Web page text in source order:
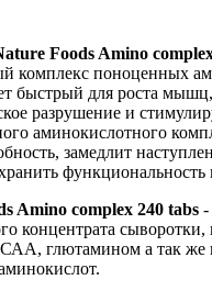
Foods Amino
комплекс поноценных
быстрый для роста
разрушение и
аминокислотного
замедлит
Amino complex 240 tabs -
концентрата сыворотки,
глютамином а так же